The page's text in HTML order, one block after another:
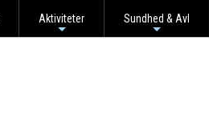
Aktiviteter Sundhed & Avl